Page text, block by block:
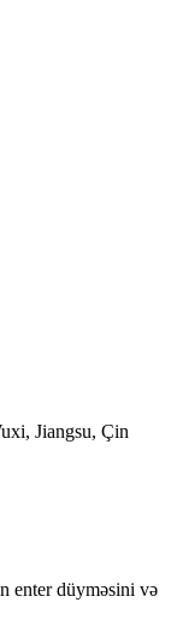
Jiangsu, Çin
enter düyməsini və